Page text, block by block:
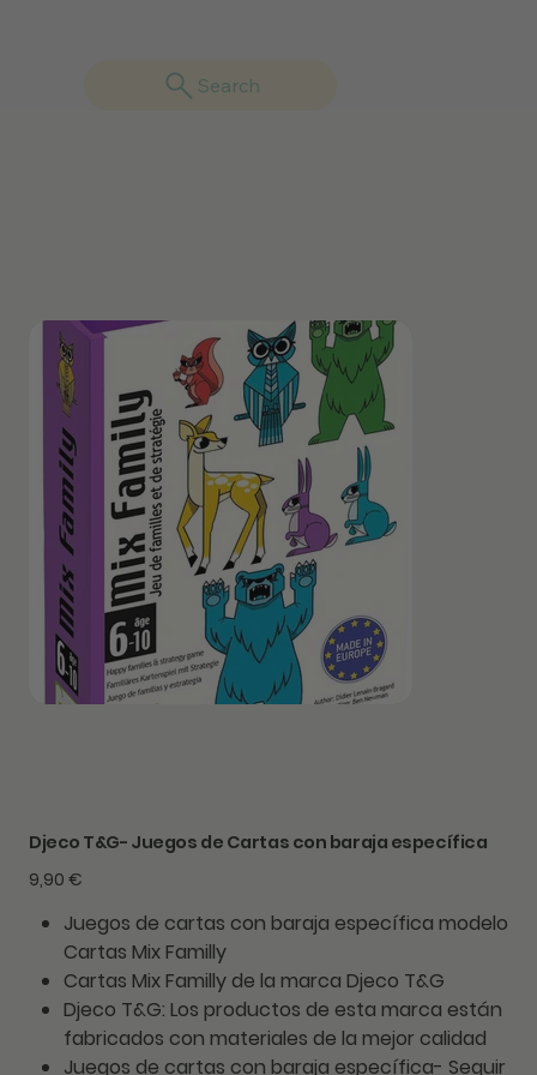
Search
Djeco T&G- Juegos de Cartas con baraja específica
Precio
9,90 €
Juegos de cartas con baraja específica modelo
Cartas Mix Familly
Cartas Mix Familly de la marca Djeco T&G
Djeco T&G: Los productos de esta marca están
fabricados con materiales de la mejor calidad
Juegos de cartas con baraja específica- Seguir